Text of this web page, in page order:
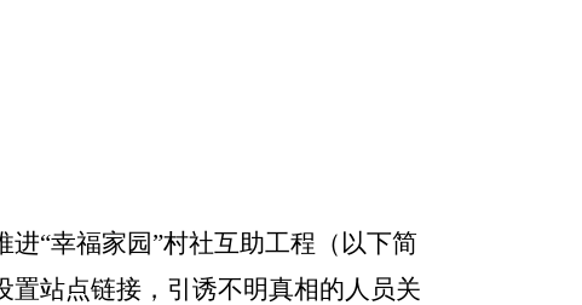
进“幸福家园”村社互助工程（以下简
置站点链接，引诱不明真相的人员关